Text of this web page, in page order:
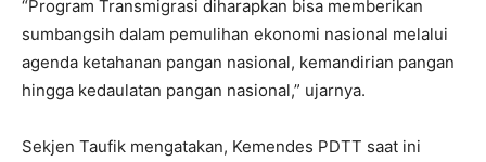
“Program Transmigrasi diharapkan bisa memberikan
sumbangsih dalam pemulihan ekonomi nasional melalui
agenda ketahanan pangan nasional, kemandirian pangan
hingga kedaulatan pangan nasional,” ujarnya.
Sekjen Taufik mengatakan, Kemendes PDTT saat ini